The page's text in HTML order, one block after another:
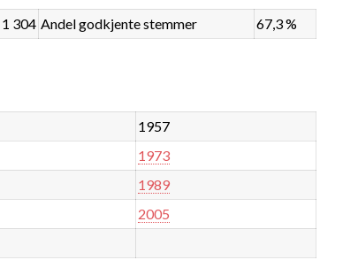
1 304 Andel godkjente stemmer 67,3 %
1957
1973
1989
2005